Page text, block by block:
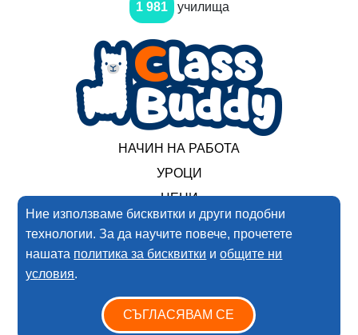
Ние използваме бисквитки и други подобни
технологии. За да научите повече, прочетете
нашата политика за бисквитки иобщите ни
условия.
СЪГЛАСЯВАМ СЕ
1 981 училища
НАЧИН НА РАБОТА
УРОЦИ
ЦЕНИ
2017-2025 Нимеро ООД. Всички права запазени
Политика за поверителността